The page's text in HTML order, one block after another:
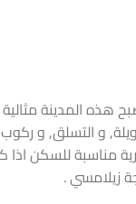
المدينة مثالية
و التسلق, و ركوب
مناسبة للسكن
زيلامسي .